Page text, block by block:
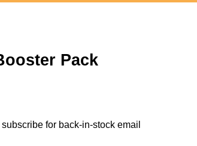
Pack
subscribe for back-in-stock email